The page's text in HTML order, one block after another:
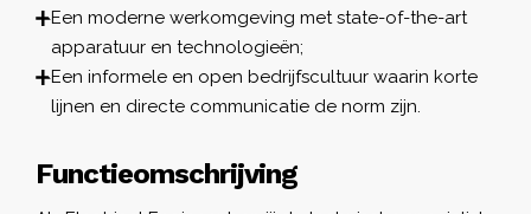
Een moderne werkomgeving met state-of-the-art
apparatuur en technologieën;
Een informele en open bedrijfscultuur waarin korte
lijnen en directe communicatie de norm zijn.
Functieomschrijving